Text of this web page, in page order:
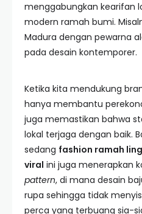
menggabungkan kearifan
modern ramah bumi.
Madura dengan pewarna
pada desain kontemporer.
Ketika kita mendukung
hanya membantu
juga memastikan bahwa
lokal terjaga dengan baik.
sedang fashion ramah
viral ini juga menerapkan
pattern, di mana desain
rupa sehingga tidak
perca yang terbuang sia-